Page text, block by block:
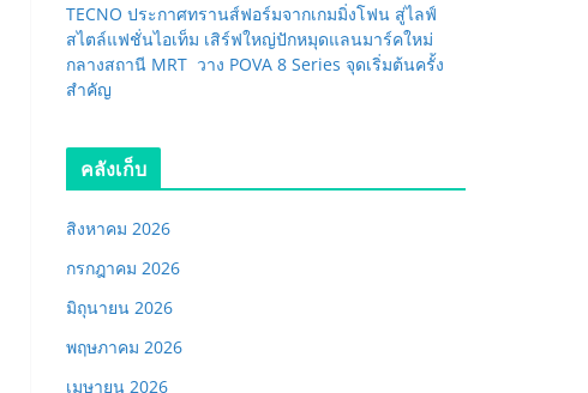
TECNO ประกาศทรานส์ฟอร์มจากเกมมิ่งโฟน สู่ไลฟ์
สไตล์แฟชั่นไอเท็ม เสิร์ฟใหญ่ปักหมุดแลนมาร์คใหม่
กลางสถานี MRT วาง POVA 8 Series จุดเริ่มต้นครั้ง
สำคัญ
คลังเก็บ
สิงหาคม 2026
กรกฎาคม 2026
มิถุนายน 2026
พฤษภาคม 2026
เมษายน 2026